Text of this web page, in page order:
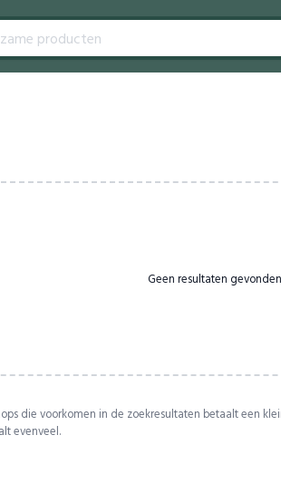
Geen resultaten
die voorkomen in de zoekresultaten betaalt een
evenveel.